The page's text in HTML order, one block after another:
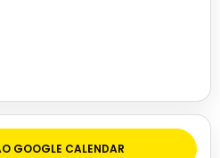
GOOGLE CALENDAR